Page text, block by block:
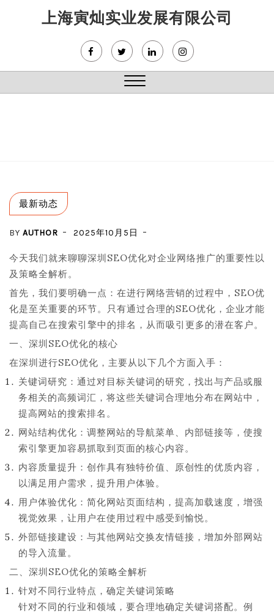
上海寅灿实业发展有限公司
Close
最新动态
BY AUTHOR 2025年10月5日
今天我们就来聊聊深圳SEO优化对企业网络推广的重要性以
及策略全解析。
首先，我们要明确一点：在进行网络营销的过程中，SEO优
化是至关重要的环节。只有通过合理的SEO优化，企业才能
提高自己在搜索引擎中的排名，从而吸引更多的潜在客户。
一、深圳SEO优化的核心
在深圳进行SEO优化，主要从以下几个方面入手：
关键词研究：通过对目标关键词的研究，找出与产品或服
务相关的高频词汇，将这些关键词合理地分布在网站中，
提高网站的搜索排名。
网站结构优化：调整网站的导航菜单、内部链接等，使搜
索引擎更加容易抓取到页面的核心内容。
内容质量提升：创作具有独特价值、原创性的优质内容，
以满足用户需求，提升用户体验。
用户体验优化：简化网站页面结构，提高加载速度，增强
视觉效果，让用户在使用过程中感受到愉悦。
外部链接建设：与其他网站交换友情链接，增加外部网站
的导入流量。
二、深圳SEO优化的策略全解析
针对不同行业特点，确定关键词策略
针对不同的行业和领域，要合理地确定关键词搭配。例